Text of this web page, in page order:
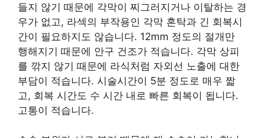
들지 않기 때문에 각막이 찌그러지거나 이탈하는 경
우가 없고, 라섹의 부작용인 각막 혼탁과 긴 회복시
간이 필요하지도 않습니다. 12mm 정도의 절개만
행해지기 때문에 안구 건조가 적습니다. 각막 상피
를 깎지 않기 때문에 라식처럼 자외선 노출에 대한
부담이 적습니다. 시술시간이 5분 정도로 매우 짧
고, 회복 시간도 수 시간 내로 빠른 회복이 됩니다.
고통이 적습니다.